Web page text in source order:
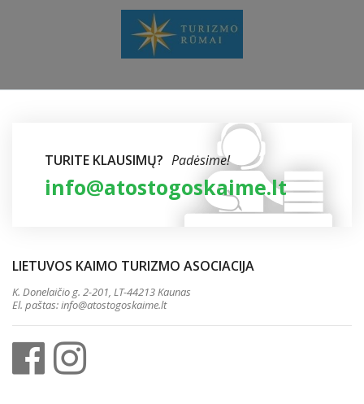
TURITE KLAUSIMŲ? Padėsime!
info@atostogoskaime.lt
LIETUVOS KAIMO TURIZMO ASOCIACIJA
K. Donelaičio g. 2-201, LT-44213 Kaunas
El. paštas:info@atostogoskaime.lt